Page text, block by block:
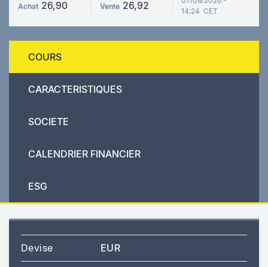
Achat 26,90 Vente 26,92
14:24 CET
COURS
CARACTERISTIQUES
SOCIETE
CALENDRIER FINANCIER
ESG
Devise EUR